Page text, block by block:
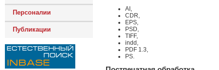
Персоналии
Публикации
AI,
CDR,
EPS,
PSD,
TIFF,
indd,
PDF 1.3,
PS.